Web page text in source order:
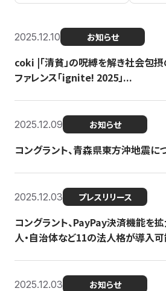
2025.12.10 お知らせ
coki |「清貧」の呪縛を解き社会包
ファレンス「ignite! 2025」...
2025.12.09 お知らせ
コングラント、青森県東方沖地震
2025.12.03 プレスリリース
コングラント、PayPay決済機能を
人・自治体など11の法人格が導入
2025.12.03 お知らせ